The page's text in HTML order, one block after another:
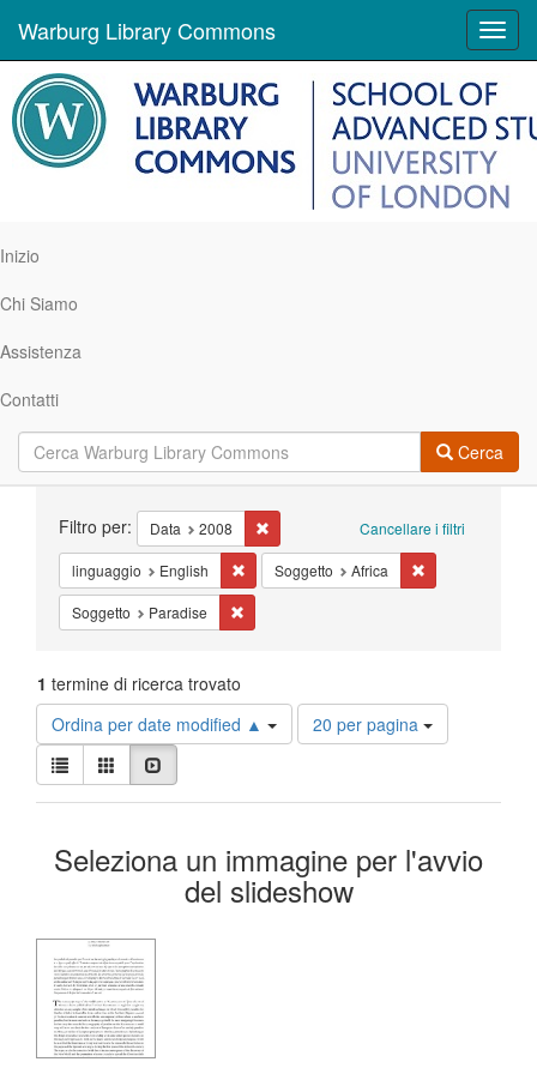
Warburg Library Commons
Inizio
Chi Siamo
Assistenza
Contatti
Cerca
Ricerca Cancellare i filtri
Filtro per: Data 2008 Cancella il filtro Data: 2008
linguaggio English Cancella il filtro linguaggio: English
Soggetto Africa
Soggetto Paradise
1 termine di ricerca trovato
Ordina per date modified ▲
Risultati
per
20 per pagina
Visualizza
i
risultati
Lista Galleria
Risultati
della
Seleziona un immagine per l'avvio
del slideshow